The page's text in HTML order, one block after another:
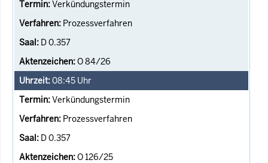
Verkündungstermin
Prozessverfahren
D 0.357
O 84/26
08:45 Uhr
Verkündungstermin
Prozessverfahren
D 0.357
O 126/25